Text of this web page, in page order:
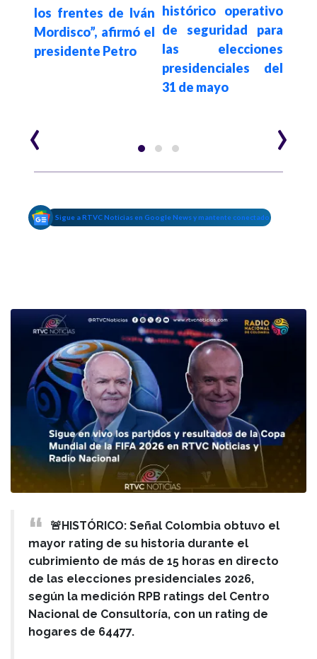
los frentes de Iván
Mordisco”, afirmó el
presidente Petro
histórico operativo
de seguridad para
las elecciones
presidenciales del
31 de mayo
‹ ›
Sigue a RTVC Noticias en Google News y mantente conectado
🚨HISTÓRICO: Señal Colombia obtuvo el
mayor rating de su historia durante el
cubrimiento de más de 15 horas en directo
de las elecciones presidenciales 2026,
según la medición RPB ratings del Centro
Nacional de Consultoría, con un rating de
hogares de 64477.